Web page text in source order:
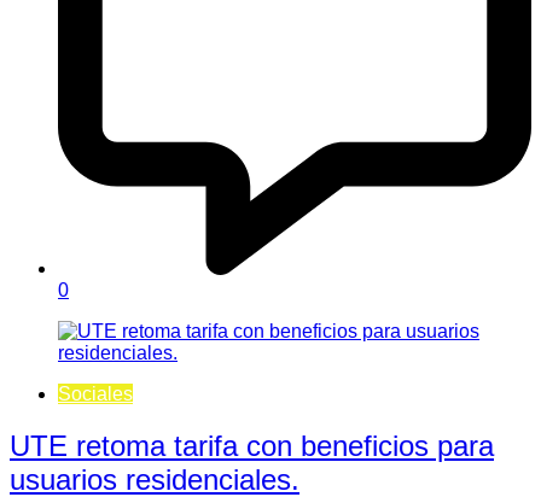
0
Sociales
UTE retoma tarifa con beneficios para
usuarios residenciales.